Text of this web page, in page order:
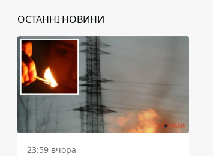
ОСТАННІ НОВИНИ
23:59 вчора